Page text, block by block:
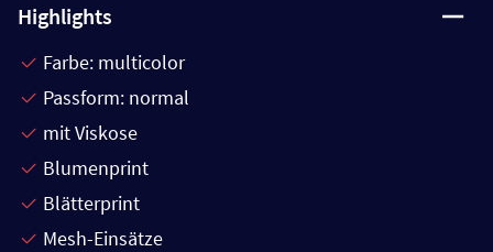
Highlights
Farbe: multicolor
Passform: normal
mit Viskose
Blumenprint
Blätterprint
Mesh-Einsätze